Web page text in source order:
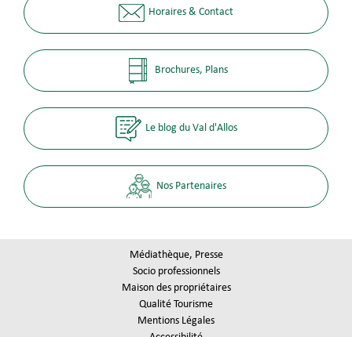
Horaires & Contact
Brochures, Plans
Le blog du Val d'Allos
Nos Partenaires
Médiathèque, Presse
Socio professionnels
Maison des propriétaires
Qualité Tourisme
Mentions Légales